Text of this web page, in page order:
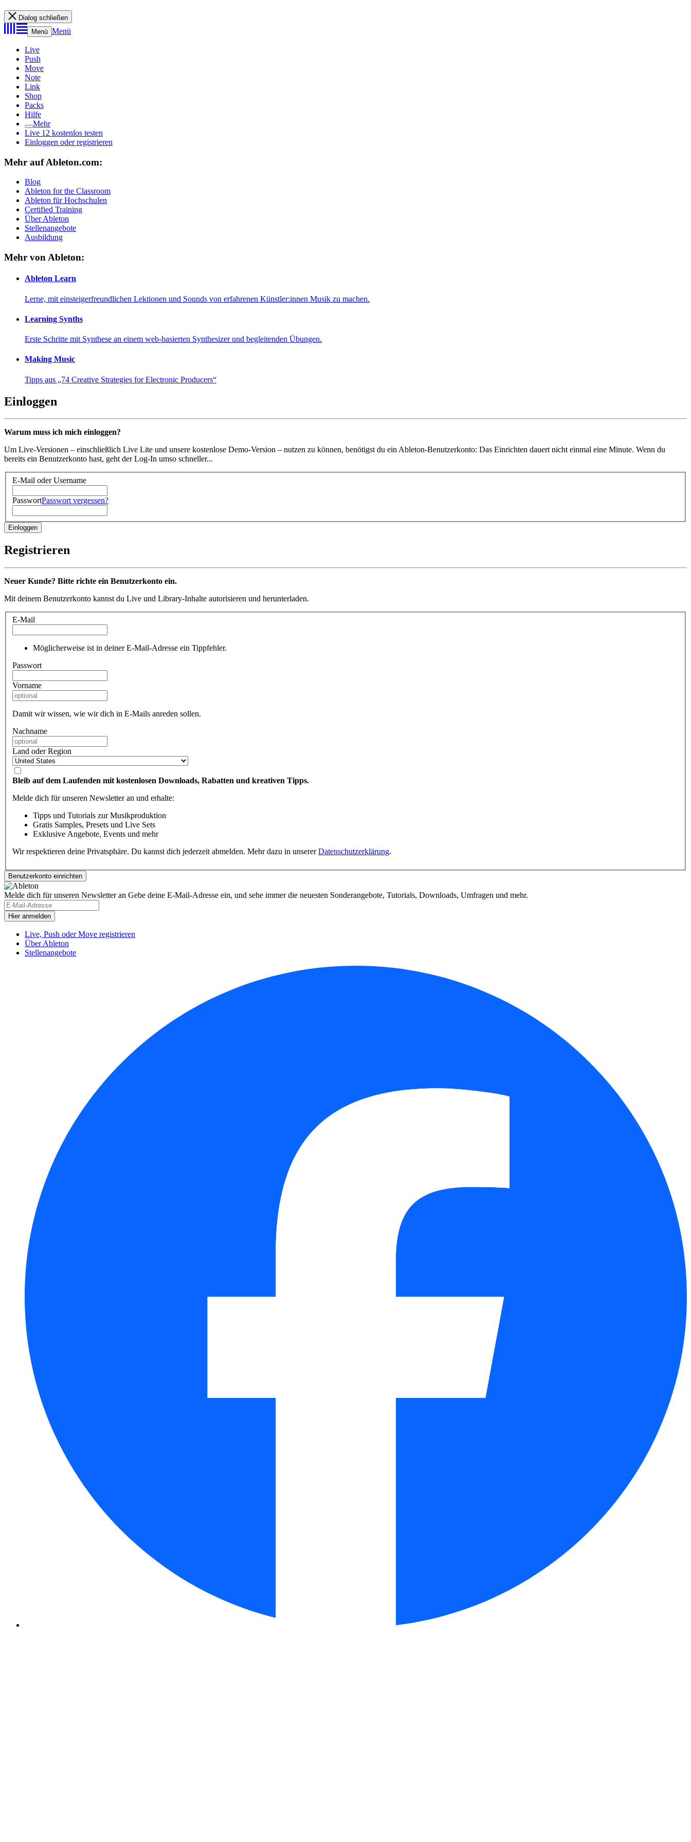
Dialog schließen
Menü Menü
Live
Push
Move
Note
Link
Shop
Packs
Hilfe
Mehr
Live 12 kostenlos testen
Einloggen oder registrieren
Mehr auf Ableton.com:
Blog
Ableton for the Classroom
Ableton für Hochschulen
Certified Training
Über Ableton
Stellenangebote
Ausbildung
Mehr von Ableton:
Ableton Learn
Lerne, mit einsteigerfreundlichen Lektionen und Sounds von erfahrenen Künstler:innen Musik zu machen.
Learning Synths
Erste Schritte mit Synthese an einem web-basierten Synthesizer und begleitenden Übungen.
Making Music
Tipps aus „74 Creative Strategies for Electronic Producers“
Einloggen
Warum muss ich mich einloggen?
Um Live-Versionen – einschließlich Live Lite und unsere kostenlose Demo-Version – nutzen zu können, benötigst du ein Ableton-Benutzerkonto: Das Einrichten dauert nicht einmal eine Minute. Wenn du
bereits ein Benutzerkonto hast, geht der Log-In umso schneller...
E-Mail oder Username
PasswortPasswort vergessen?
Registrieren
Neuer Kunde? Bitte richte ein Benutzerkonto ein.
Mit deinem Benutzerkonto kannst du Live und Library-Inhalte autorisieren und herunterladen.
E-Mail
Möglicherweise ist in deiner E-Mail-Adresse ein Tippfehler.
Passwort
Vorname
Damit wir wissen, wie wir dich in E-Mails anreden sollen.
Nachname
Land oder Region
Bleib auf dem Laufenden mit kostenlosen Downloads, Rabatten und kreativen Tipps.
Melde dich für unseren Newsletter an und erhalte:
Tipps und Tutorials zur Musikproduktion
Gratis Samples, Presets und Live Sets
Exklusive Angebote, Events und mehr
Wir respektieren deine Privatsphäre. Du kannst dich jederzeit abmelden. Mehr dazu in unsererDatenschutzerklärung.
Melde dich für unseren Newsletter an Gebe deine E-Mail-Adresse ein, und sehe immer die neuesten Sonderangebote, Tutorials, Downloads, Umfragen und mehr.
Live, Push oder Move registrieren
Über Ableton
Stellenangebote